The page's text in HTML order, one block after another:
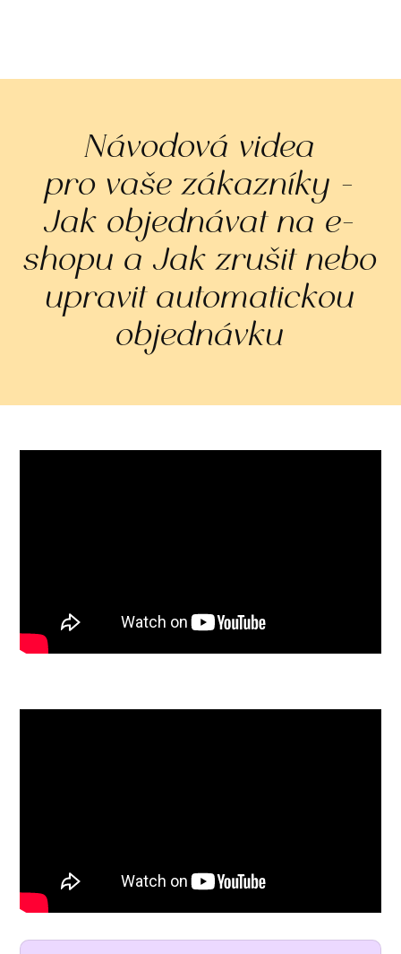
Návodová videa
pro vaše zákazníky -
Jak objednávat na e-
shopu a Jak zrušit nebo
upravit automatickou
objednávku